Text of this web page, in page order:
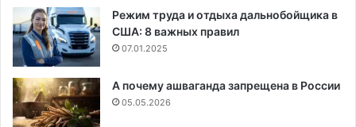
Режим труда и отдыха дальнобойщика в
США: 8 важных правил
07.01.2025
А почему ашваганда запрещена в России
05.05.2026